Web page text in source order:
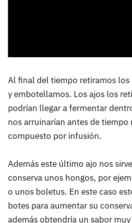
Al final del tiempo retiramos los
y embotellamos. Los ajos los
podrían llegar a fermentar
nos arruinarían antes de tiempo
compuesto por infusión.
Además este último ajo nos
conserva unos hongos, por
o unos boletus. En este caso
botes para aumentar su
además obtendría un sabor